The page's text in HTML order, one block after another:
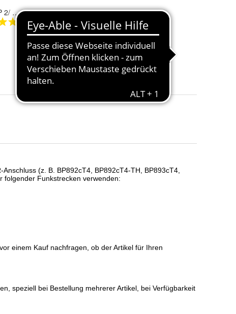
Adapter Sennheiser HSP 2/ HSP 4 auf Audix RAD-360BP / W3-BP-( ]-E / B360-( ]-E (TA3F)